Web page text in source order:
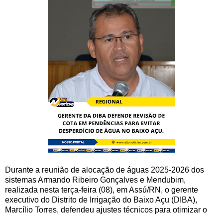
Durante a reunião de alocação de águas 2025-2026 dos
sistemas Armando Ribeiro Gonçalves e Mendubim,
realizada nesta terça-feira (08), em Assú/RN, o gerente
executivo do Distrito de Irrigação do Baixo Açu (DIBA),
Marcílio Torres, defendeu ajustes técnicos para otimizar o